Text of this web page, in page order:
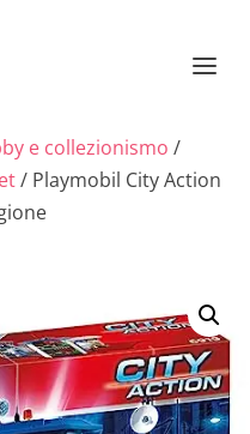
e collezionismo /
/ Playmobil City Action